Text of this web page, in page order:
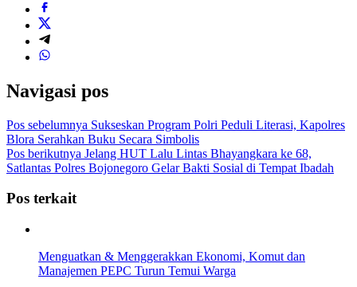
Navigasi pos
Pos sebelumnya Sukseskan Program Polri Peduli Literasi, Kapolres
Blora Serahkan Buku Secara Simbolis
Pos berikutnya Jelang HUT Lalu Lintas Bhayangkara ke 68,
Satlantas Polres Bojonegoro Gelar Bakti Sosial di Tempat Ibadah
Pos terkait
Menguatkan & Menggerakkan Ekonomi, Komut dan
Manajemen PEPC Turun Temui Warga